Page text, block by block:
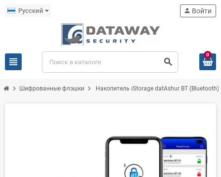
Русский
view_headline search
person Войти
0
chevron_right Шифрованные флэшки chevron_right Накопитель iStorage datAshur BT (Bluetooth).